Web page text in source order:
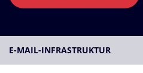
E-MAIL-INFRASTRUKTUR